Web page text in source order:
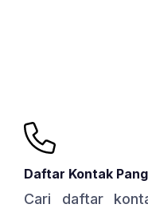
Daftar Kontak
Cari daftar